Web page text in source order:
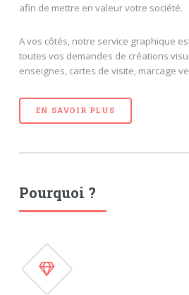
afin de mettre en valeur votre société.
A vos côtés, notre service graphique
toutes vos demandes de créations
enseignes, cartes de visite, marcage
EN SAVOIR PLUS
Pourquoi ?